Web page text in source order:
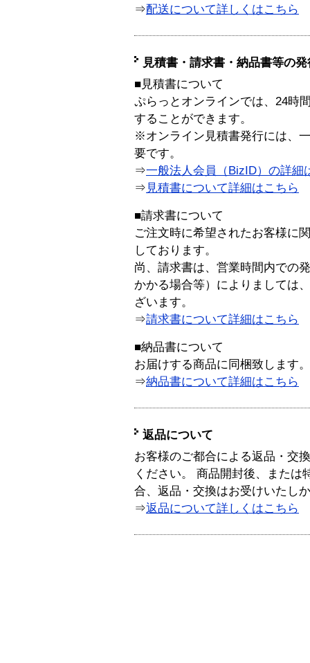
⇒配送について詳しくはこちら
見積書・請求書・納品書等の
■見積書について
ぷらっとオンラインでは、24時
することができます。
※オンライン見積書発行には、
要です。
⇒一般法人会員（BizID）の詳細
⇒ 見積書について詳細はこちら
■請求書について
ご注文時に希望されたお客様に
しております。
尚、請求書は、営業時間内での
かかる場合等）によりましては
ざいます。
⇒請求書について詳細はこちら
■納品書について
お届けする商品に同梱致します。
⇒納品書について詳細はこちら
返品について
お客様のご都合による返品・交
ください。 商品開封後、または
合、返品・交換はお受けいたし
⇒返品について詳しくはこちら